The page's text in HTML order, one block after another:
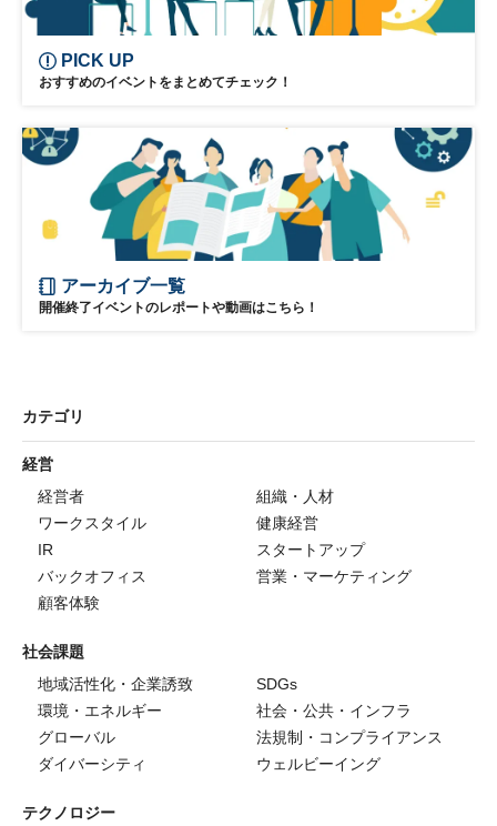
PICK UP
おすすめのイベントをまとめてチェック！
アーカイブ一覧
開催終了イベントのレポートや動画はこちら！
カテゴリ
経営
経営者
組織・人材
ワークスタイル
健康経営
IR
スタートアップ
バックオフィス
営業・マーケティング
顧客体験
社会課題
地域活性化・企業誘致
SDGs
環境・エネルギー
社会・公共・インフラ
グローバル
法規制・コンプライアンス
ダイバーシティ
ウェルビーイング
テクノロジー